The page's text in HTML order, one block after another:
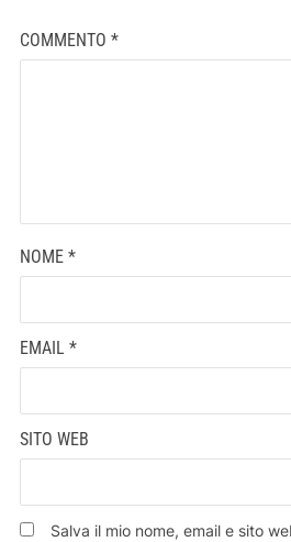
COMMENTO *
NOME *
EMAIL *
SITO WEB
Salva il mio nome, email e sito